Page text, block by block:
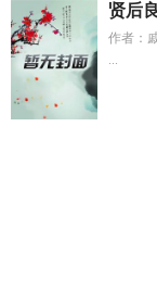
贤后
作者：
...